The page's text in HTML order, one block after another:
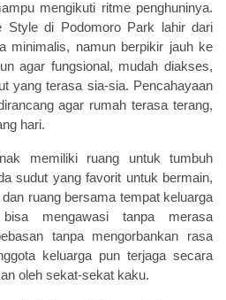
mengikuti ritme penghuninya.
Style di Podomoro Park lahir dari
minimalis, namun berpikir jauh ke
agar fungsional, mudah diakses,
yang terasa sia-sia. Pencahayaan
agar rumah terasa terang,
hari.
memiliki ruang untuk tumbuh
sudut yang favorit untuk bermain,
ruang bersama tempat keluarga
mengawasi tanpa merasa
tanpa mengorbankan rasa
keluarga pun terjaga secara
oleh sekat-sekat kaku.